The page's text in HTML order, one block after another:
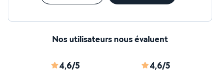
Nos utilisateurs nous évaluent
4,6/5 4,6/5